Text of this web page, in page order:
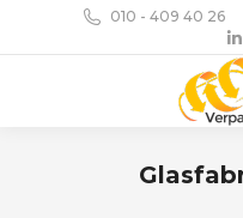
010 - 409 40 26